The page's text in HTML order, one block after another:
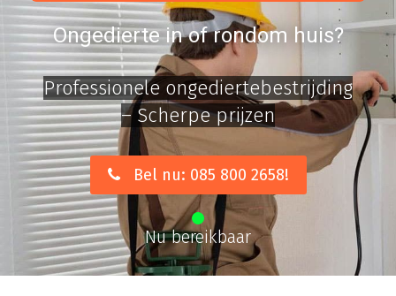
Ongedierte in of rondom huis?
Professionele ongediertebestrijding
– Scherpe prijzen
Bel nu: 085 800 2658!
Nu bereikbaar